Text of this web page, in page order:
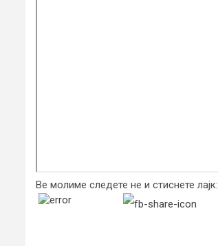
Ве молиме следете не и стиснете лајк:
Continue